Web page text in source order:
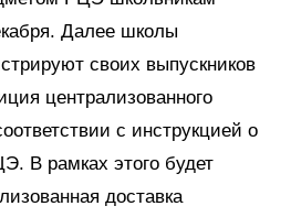
Далее школы
своих выпускников
централизованного
с инструкцией о
В рамках этого будет
доставка